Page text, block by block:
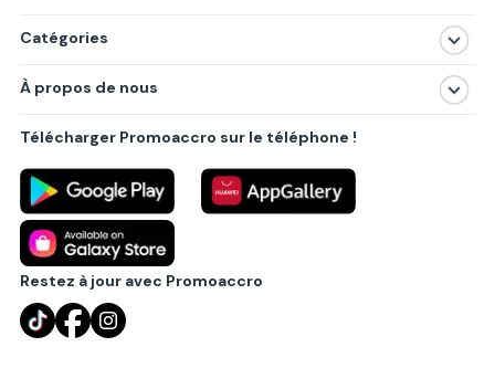
Catégories
Produits
Villes principales
À propos de nous
Politique de confidentialité
Règlements
Partenariat B2B
Blog
Contact
Télécharger Promoaccro sur le téléphone !
Restez à jour avec Promoaccro